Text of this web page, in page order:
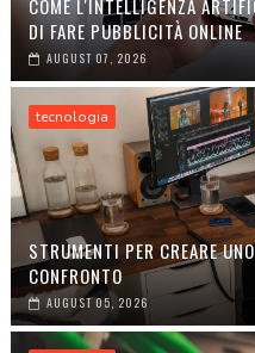
COME L'INTELLIGENZA
DI FARE PUBBLICITÀ ONLINE
AUGUST 07, 2026
tecnologia
STRUMENTI PER CREARE
CONFRONTO
AUGUST 05, 2026